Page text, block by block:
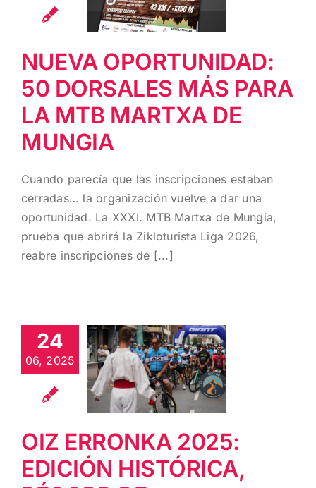
MTB
MUNGIA
NUEVA OPORTUNIDAD:
50 DORSALES MÁS PARA
LA MTB MARTXA DE
MUNGIA
Cuando parecía que las inscripciones estaban
cerradas… la organización vuelve a dar una
oportunidad. La XXXI. MTB Martxa de Mungia,
prueba que abrirá la Zikloturista Liga 2026,
reabre inscripciones de [...]
24
06, 2025
2025:
EDICIÓN
HISTÓRICA,
RÉCORD DE
INSCRIPCIÓN
PARTICIPACIÓN
FEMENINA
OIZ ERRONKA 2025:
EDICIÓN HISTÓRICA,